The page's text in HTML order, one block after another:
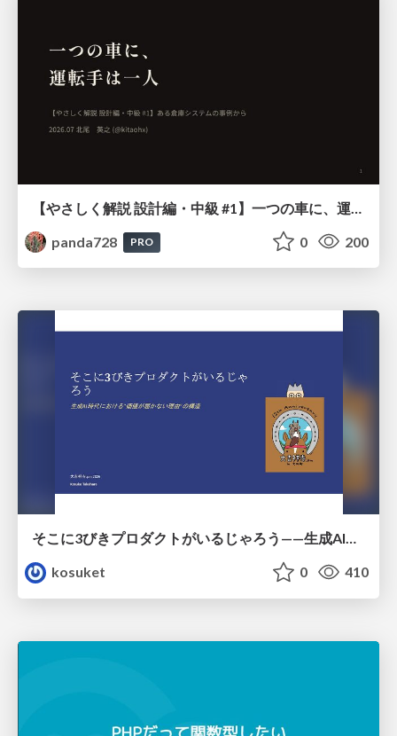
panda728
PRO 0 200
そこに3びきプロダクトがいるじゃろう——生成AI時代における“価値が届かない理由”の構造
kosuket
0 410